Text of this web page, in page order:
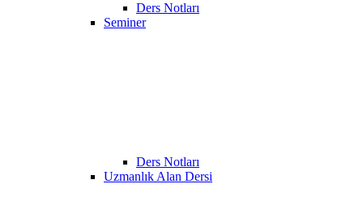
Ders Notları
Seminer
Ders Notları
Uzmanlık Alan Dersi